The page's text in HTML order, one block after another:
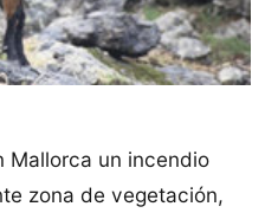
Mallorca un incendio
zona de vegetación,